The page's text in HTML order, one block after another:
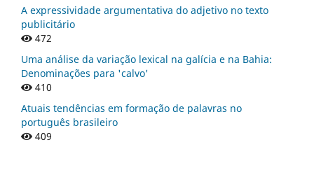
A expressividade argumentativa do adjetivo no texto
publicitário
472
Uma análise da variação lexical na galícia e na Bahia:
Denominações para 'calvo'
410
Atuais tendências em formação de palavras no
português brasileiro
409